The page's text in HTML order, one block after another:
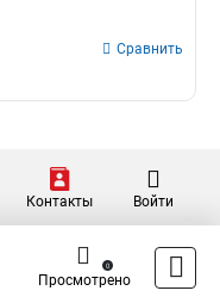
Сравнить
Контакты Войти
Просмотрено
0